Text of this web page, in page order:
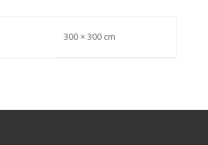
300 × 300 cm